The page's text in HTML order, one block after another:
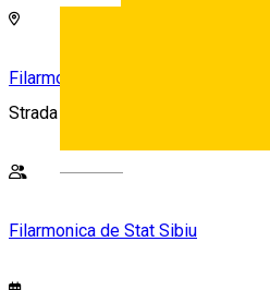
Filarmonica de Stat Sibiu
Strada Cetății nr. 3-5, Sibiu
Filarmonica de Stat Sibiu